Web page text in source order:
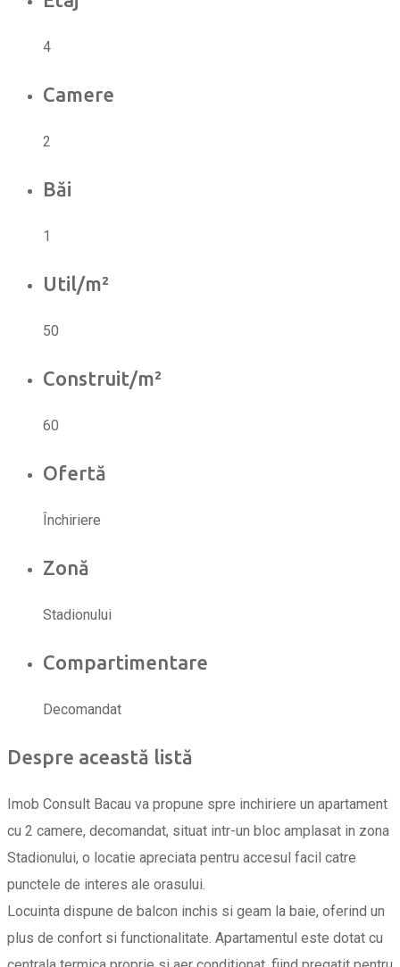
4
Camere
2
Băi
1
Util/m²
50
Construit/m²
60
Ofertă
Închiriere
Zonă
Stadionului
Compartimentare
Decomandat
Despre această listă
Imob Consult Bacau va propune spre inchiriere un apartament
cu 2 camere, decomandat, situat intr-un bloc amplasat in zona
Stadionului, o locatie apreciata pentru accesul facil catre
punctele de interes ale orasului.
Locuinta dispune de balcon inchis si geam la baie, oferind un
plus de confort si functionalitate. Apartamentul este dotat cu